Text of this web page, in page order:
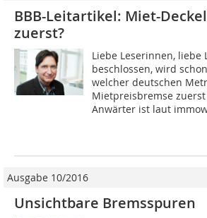
BBB-Leitartikel: Miet-
zuerst?
Liebe Leserinnen, liebe
beschlossen, wird
welcher deutschen
Mietpreisbremse
Anwärter ist laut
Ausgabe 10/2016
Unsichtbare Bremsspuren